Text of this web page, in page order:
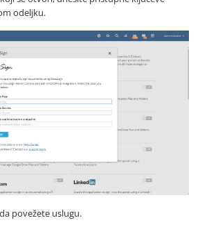
odeljku.
da povežete uslugu.